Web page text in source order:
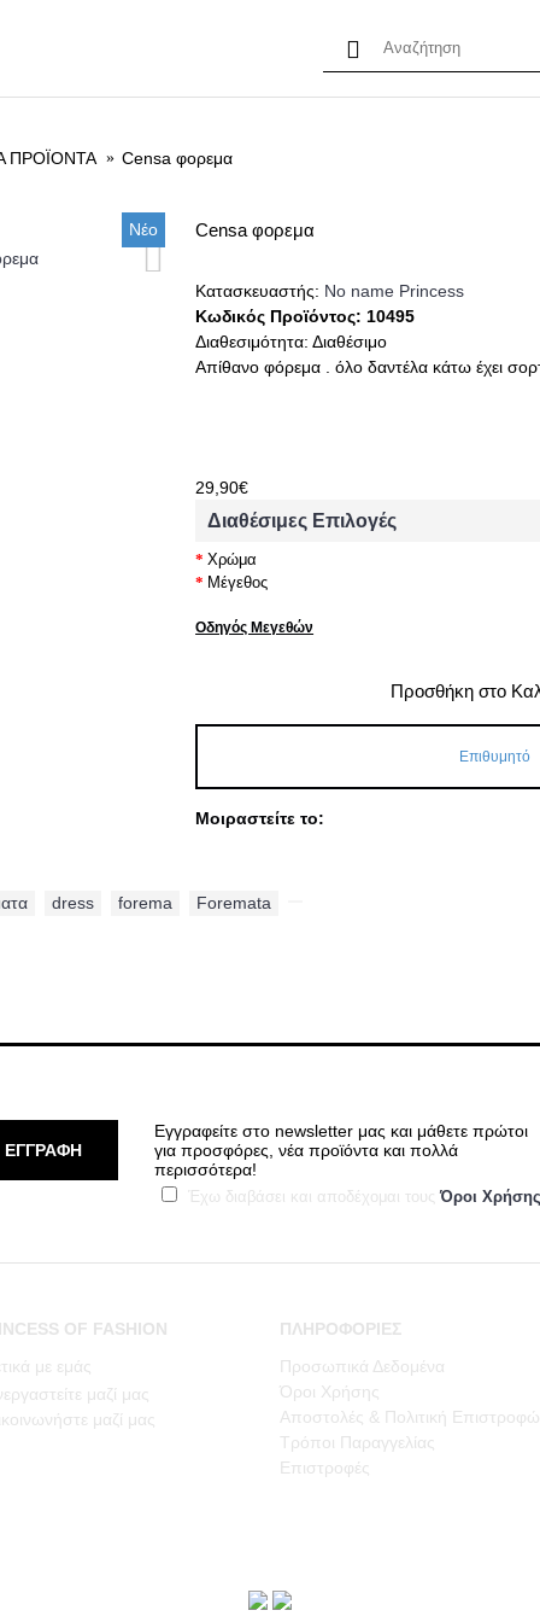
ΠΡΟΣΦΟΡΕΣ
ΠΡΟΪΟΝΤΑ Censa φορεμα
Νέο Censa φορεμα
Κατασκευαστής: No name Princess
Κωδικός Προϊόντος: 10495
Διαθεσιμότητα:Διαθέσιμο
Απίθανο φόρεμα . όλο δαντέλα κάτω έχει
29,90€
Διαθέσιμες Επιλογές
Χρώμα
Μέγεθος
Οδηγός Μεγεθών
Προσθήκη στο
Επιθυμητό
Μοιραστείτε το:
dress forema Foremata
ΕΓΓΡΑΦΗ
Εγγραφείτε στο newsletter μας και μάθετε πρώτοι
για προσφόρες, νέα προϊόντα και πολλά
περισσότερα!
Έχω διαβάσει και αποδέχομαι τουςΌροι Χρήσης
OF FASHION
με εμάς
μαζί μας
μαζί μας
ΠΛΗΡΟΦΟΡΙΕΣ
Προσωπικά Δεδομένα
Όροι Χρήσης
Αποστολές & Πολιτική
Τρόποι Παραγγελίας
Επιστροφές